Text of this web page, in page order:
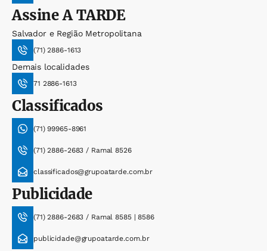
AssineA TARDE
Salvador e Região Metropolitana
(71) 2886-1613
Demais localidades
71 2886-1613
Classificados
(71) 99965-8961
(71) 2886-2683 / Ramal 8526
classificados@grupoatarde.com.br
Publicidade
(71) 2886-2683 / Ramal 8585 | 8586
publicidade@grupoatarde.com.br